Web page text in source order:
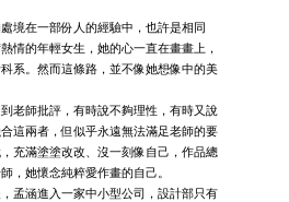
境在一部份人的經驗中，也許是相同
情的年輕女生，她的心一直在畫畫上，
系。然而這條路，並不像她想像中的美
老師批評，有時說不夠理性，有時又說
這兩者，但似乎永遠無法滿足老師的要
充滿塗塗改改、沒一刻像自己，作品總
，她懷念純粹愛作畫的自己。
孟涵進入一家中小型公司，設計部只有